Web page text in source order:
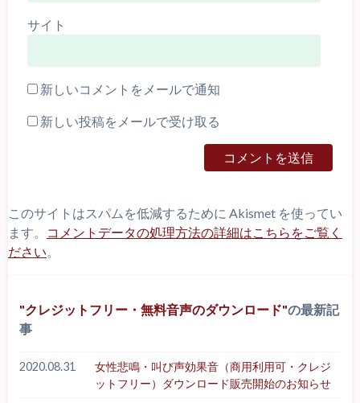
サイト
新しいコメントをメールで通知
新しい投稿をメールで受け取る
このサイトはスパムを低減するために Akismet を使ってい
ます。
コメントデータの処理方法の詳細はこちらをご覧く
ださい。
クレジットフリー・無料音声のダウンロード の最新記
事
2020.08.31
女性悲鳴・叫び声効果音（商用利用可・クレジ
ットフリー）ダウンロード販売開始のお知らせ